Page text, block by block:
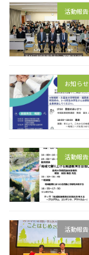
活動報告
お知らせ
活動報告
活動報告